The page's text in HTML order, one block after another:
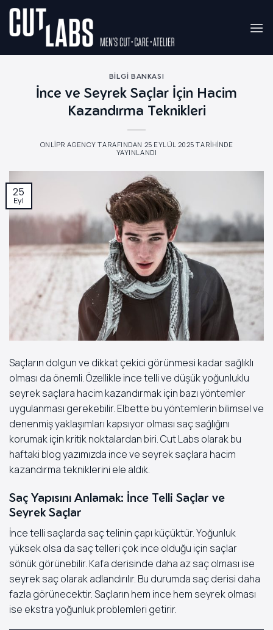
İçeriğe
BILGI BANKASI
İnce ve Seyrek Saçlar İçin Hacim
Kazandırma Teknikleri
ONLIPR AGENCY TARAFINDAN 25 EYLÜL 2025 TARIHINDE
YAYINLANDI
25
Eyl
Saçların dolgun ve dikkat çekici görünmesi kadar sağlıklı
olması da önemli. Özellikle ince telli ve düşük yoğunluklu
seyrek saçlara hacim kazandırmak için bazı yöntemler
uygulanması gerekebilir. Elbette bu yöntemlerin bilimsel ve
denenmiş yaklaşımları kapsıyor olması saç sağlığını
korumak için kritik noktalardan biri. Cut Labs olarak bu
haftaki blog yazımızda ince ve seyrek saçlara hacim
kazandırma tekniklerini ele aldık.
Saç Yapısını Anlamak: İnce Telli Saçlar ve
Seyrek Saçlar
İnce telli saçlarda saç telinin çapı küçüktür. Yoğunluk
yüksek olsa da saç telleri çok ince olduğu için saçlar
sönük görünebilir. Kafa derisinde daha az saç olması ise
seyrek saç olarak adlandırılır. Bu durumda saç derisi daha
fazla görünecektir. Saçların hem ince hem seyrek olması
ise ekstra yoğunluk problemleri getirir.